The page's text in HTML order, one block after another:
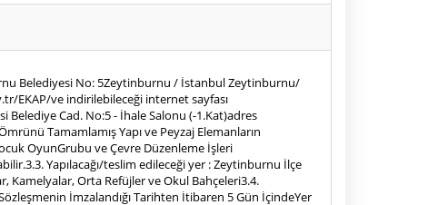
Belediyesi No: 5Zeytinburnu / İstanbul Zeytinburnu/
EKAP/ve indirilebileceği internet sayfası
Belediye Cad. No:5 - İhale Salonu (-1.Kat)adres
Tamamlamış Yapı ve Peyzaj Elemanların
OyunGrubu ve Çevre Düzenleme İşleri
Yapılacağı/teslim edileceği yer : Zeytinburnu İlçe
Kamelyalar, Orta Refüjler ve Okul Bahçeleri3.4.
İmzalandığı Tarihten İtibaren 5 Gün İçindeYer